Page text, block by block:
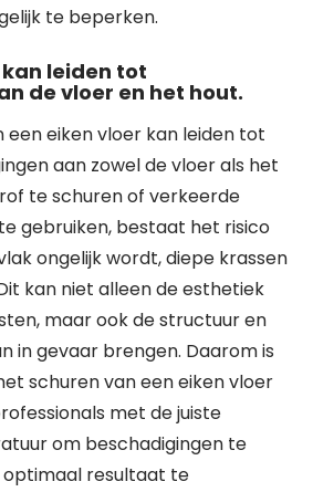
te beperken.
leiden tot
de vloer en het hout.
een eiken vloer kan leiden tot
aan zowel de vloer als het
te schuren of verkeerde
gebruiken, bestaat het risico
ongelijk wordt, diepe krassen
kan niet alleen de esthetiek
maar ook de structuur en
in gevaar brengen. Daarom is
schuren van een eiken vloer
met de juiste
om beschadigingen te
resultaat te